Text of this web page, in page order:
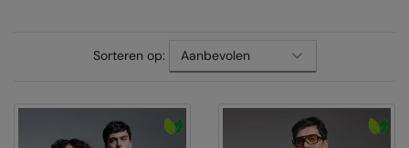
Beechfield
Home & Living
Sorteren op: